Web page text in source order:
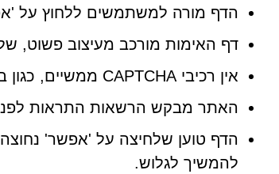
הדף מורה למשתמשים ללחוץ על
דף האימות מורכב מעיצוב פשוט,
אין רכיבי CAPTCHA ממשיים, כגון בחירת תמונות, תיבות סימון או פאזלים.
האתר מבקש הרשאות התראות לפני
הדף טוען שלחיצה על 'אפשר'
להמשיך לגלוש.